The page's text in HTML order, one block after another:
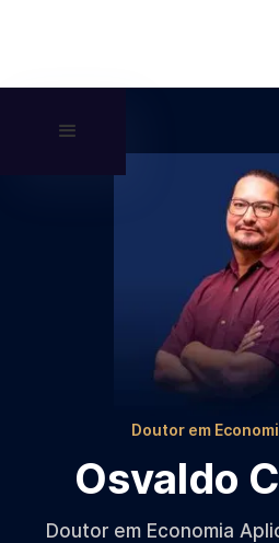
Doutor em
Osvaldo
Doutor em Economia